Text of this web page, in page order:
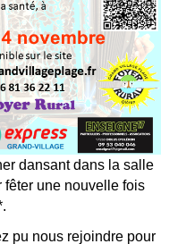
dansant dans la salle
fêter une nouvelle fois
pu nous rejoindre pour